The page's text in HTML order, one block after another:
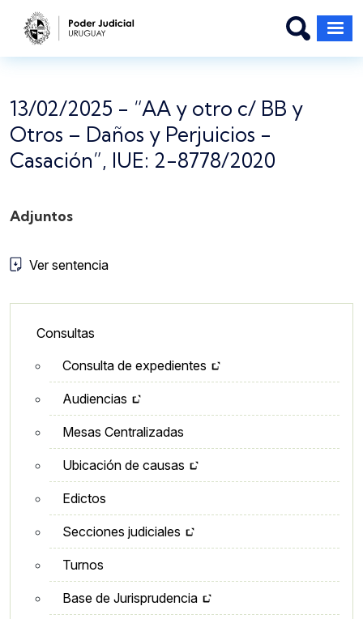
Pasar al contenido principal
13/02/2025 - “AA y otro c/ BB y
Otros – Daños y Perjuicios -
Casación”, IUE: 2-8778/2020
Adjuntos
Ver sentencia
Lateral - Menú secundario
Consultas
Consulta de expedientes
Audiencias
Mesas Centralizadas
Ubicación de causas
Edictos
Secciones judiciales
Turnos
Base de Jurisprudencia